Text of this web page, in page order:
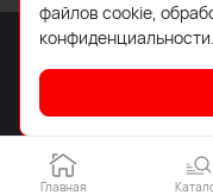
2026 © Все права
Главная
файлов cookie,
конфиденциальности.